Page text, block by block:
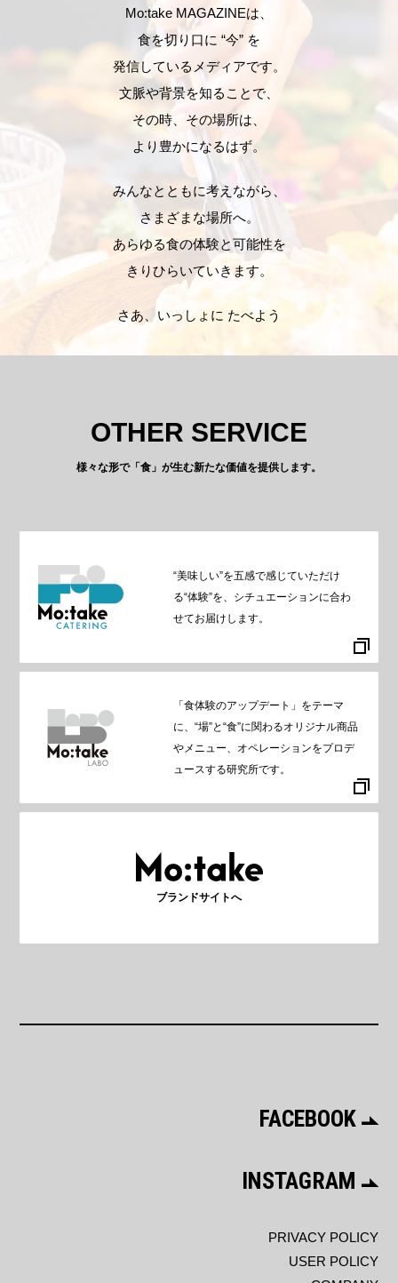
Mo:take MAGAZINEは、
食を切り口に “今” を
発信しているメディアです。
文脈や背景を知ることで、
その時、その場所は、
より豊かになるはず。
みんなとともに考えながら、
さまざまな場所へ。
あらゆる食の体験と可能性を
きりひらいていきます。
さあ、いっしょに たべよう
OTHER SERVICE
様々な形で「食」が生む新たな価値を提供します。
“美味しい”を五感で感じていただけ
る“体験”を、シチュエーションに合わ
せてお届けします。
「食体験のアップデート」をテーマ
に、“場”と“食”に関わるオリジナル商品
やメニュー、オペレーションをプロデ
ュースする研究所です。
ブランドサイトへ
FACEBOOK
INSTAGRAM
PRIVACY POLICY
USER POLICY